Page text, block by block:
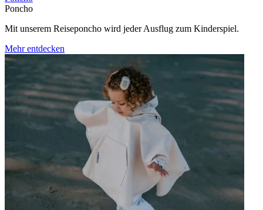
Poncho
Mit unserem Reiseponcho wird jeder Ausflug zum Kinderspiel.
Mehr entdecken